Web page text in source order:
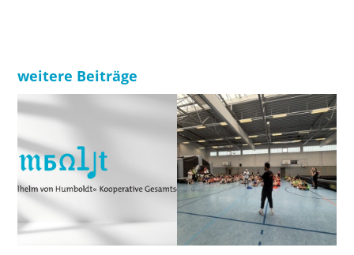
weitere Beiträge